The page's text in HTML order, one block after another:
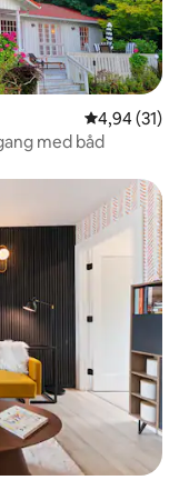
4,94 ud af 5
4,94 (31)
med båd